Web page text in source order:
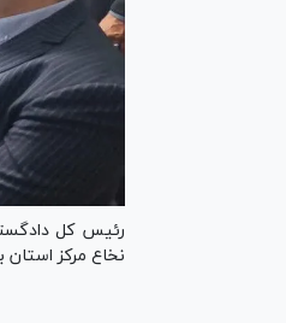
رئیس کل
نخاع مرکز